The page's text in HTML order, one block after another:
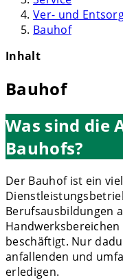
Ver- und
Bauhof
Inhalt
Bauhof
Was sind die
Bauhofs?
Der Bauhof ist ein
Berufsausbildungen
beschäftigt. Nur
anfallenden und
erledigen.